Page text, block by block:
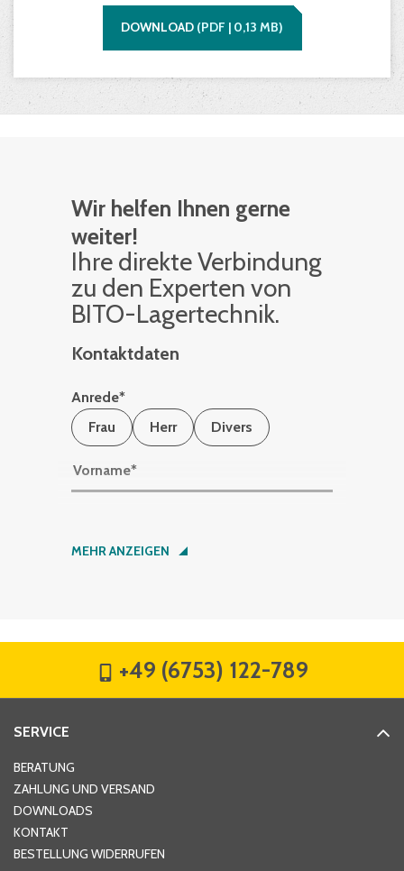
DOWNLOAD (PDF | 0,13 MB)
Wir helfen Ihnen gerne
weiter!
Ihre di­rek­te Ver­bin­dung
zu den Ex­per­ten von
BITO-La­ger­tech­nik.
Kontaktdaten
Anrede*
Frau
Herr Divers
Vorname*
Nachname*
Hausnummer
MEHR ANZEIGEN
+49 (6753) 122-789
SERVICE
BERATUNG
ZAHLUNG UND VERSAND
DOWNLOADS
KONTAKT
BESTELLUNG WIDERRUFEN